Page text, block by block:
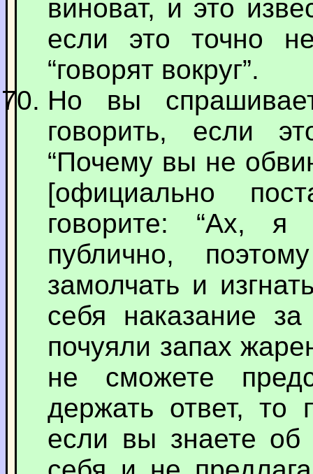
виноват, и это
если это точно
“говорят вокруг”.
Но вы
говорить, если
“Почему вы не
[официально
говорите: “Ах, я
публично,
замолчать и
себя наказание
почуяли запах
не сможете
держать ответ, то
если вы знаете об